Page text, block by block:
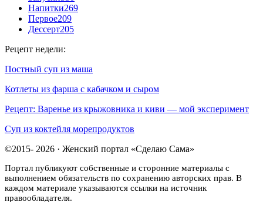
Напитки269
Первое209
Дессерт205
Рецепт недели:
Постный суп из маша
Котлеты из фарша с кабачком и сыром
Рецепт: Варенье из крыжовника и киви — мой эксперимент
Суп из коктейля морепродуктов
©2015- 2026 · Женский портал «Сделаю Сама»
Портал публикуют собственные и сторонние материалы с
выполнением обязательств по сохранению авторских прав. В
каждом материале указываются ссылки на источник
правообладателя.